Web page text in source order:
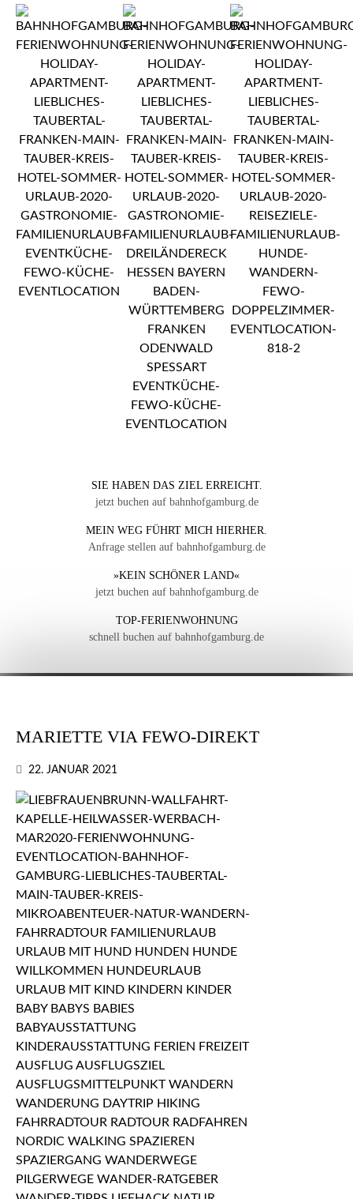
SIE HABEN DAS ZIEL ERREICHT.
jetzt buchen auf bahnhofgamburg.de
MEIN WEG FÜHRT MICH HIERHER.
Anfrage stellen auf bahnhofgamburg.de
»KEIN SCHÖNER LAND«
jetzt buchen auf bahnhofgamburg.de
TOP-FERIENWOHNUNG
schnell buchen auf bahnhofgamburg.de
MARIETTE VIA FEWO-DIREKT
22. JANUAR 2021